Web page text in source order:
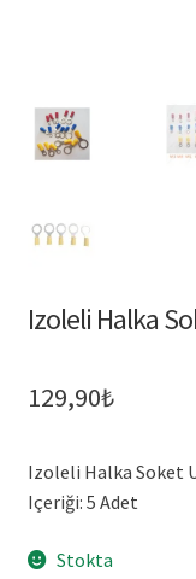
Izoleli Halka
129,90₺
Izoleli Halka Soket
Içeriği: 5 Adet
Stokta